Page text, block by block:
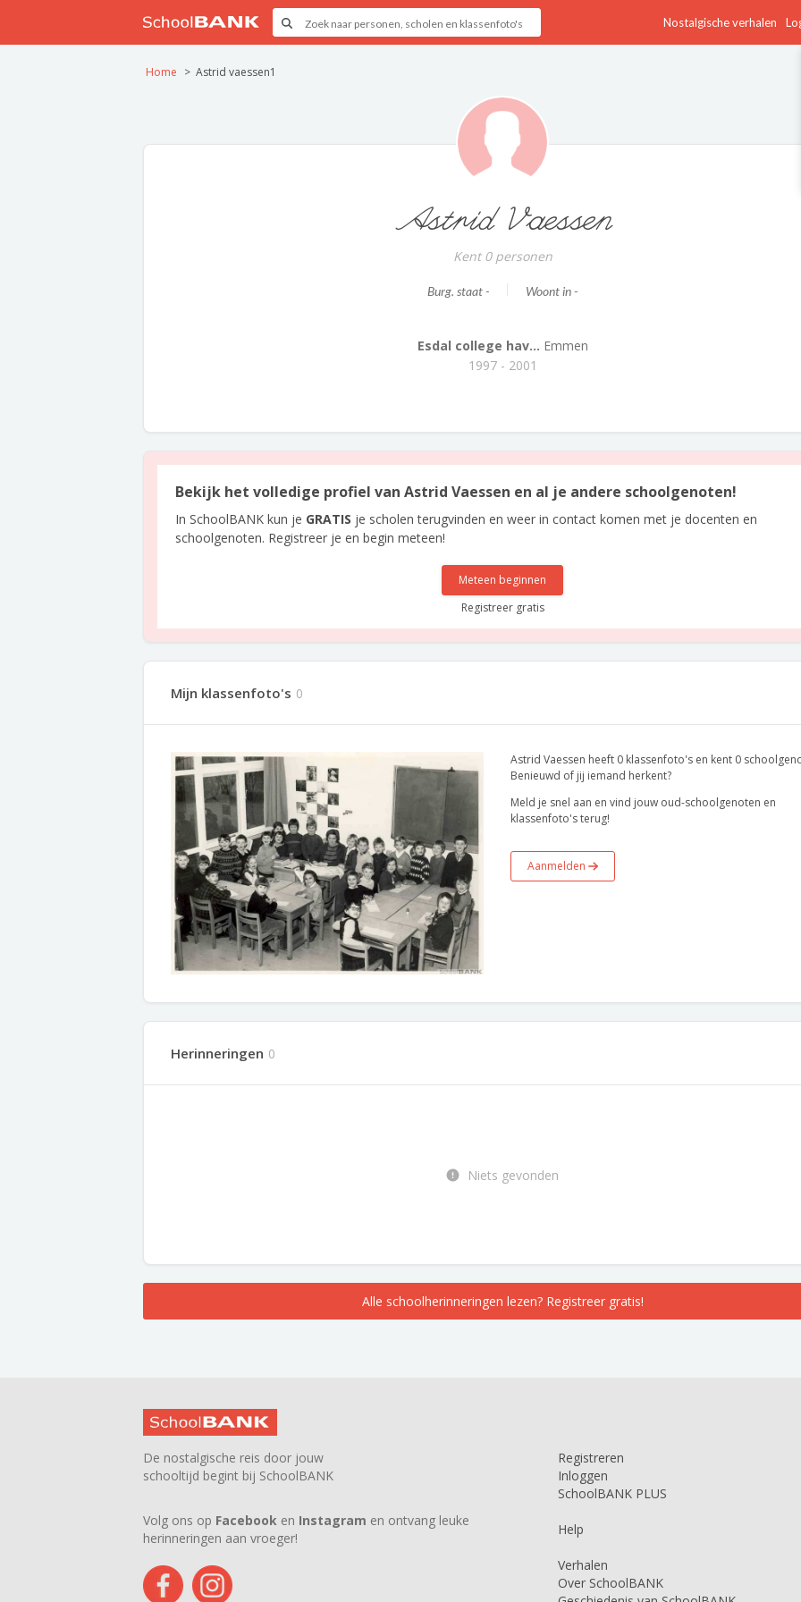
Nostalgische verhalen
Home Astrid vaessen1
Astrid Vaessen
Kent 0 personen
Burg. staat - Woont in -
Esdal college hav... Emmen
1997 - 2001
Bekijk het volledige profiel van Astrid Vaessen en al je andere schoolgenoten!
In SchoolBANK kun je GRATIS je scholen terugvinden en weer in contact komen met je docenten en
schoolgenoten. Registreer je en begin meteen!
Meteen beginnen
Registreer gratis
Mijn klassenfoto's 0
Astrid Vaessen heeft 0 klassenfoto's en kent 0
Benieuwd of jij iemand herkent?
Meld je snel aan en vind jouw oud-schoolgenoten en
klassenfoto's terug!
Aanmelden
Herinneringen 0
Niets gevonden
Alle schoolherinneringen lezen? Registreer gratis!
De nostalgische reis door jouw
schooltijd begint bij SchoolBANK
Volg ons op Facebook en Instagram en ontvang leuke
herinneringen aan vroeger!
Registreren
Inloggen
SchoolBANK PLUS
Help
Verhalen
Over SchoolBANK